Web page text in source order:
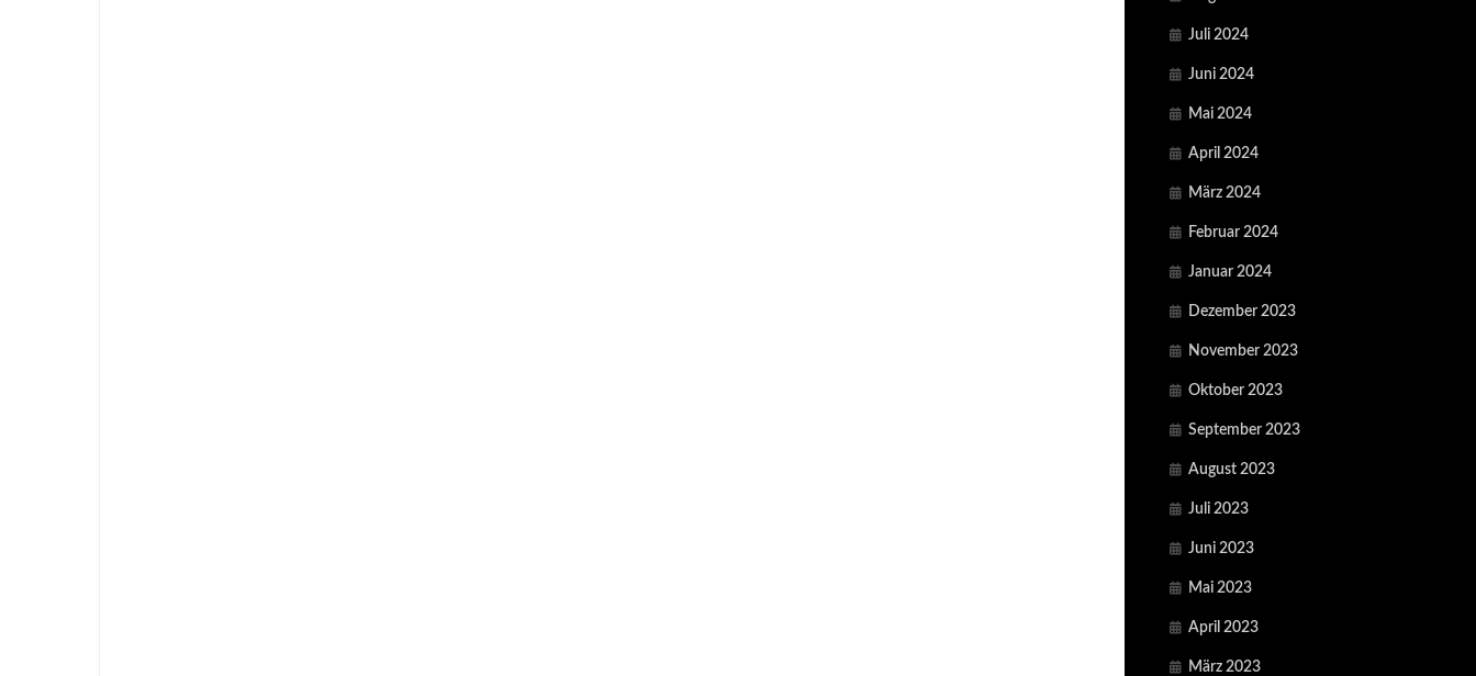
Juli 2024
Juni 2024
Mai 2024
April 2024
März 2024
Februar 2024
Januar 2024
Dezember 2023
November 2023
Oktober 2023
September 2023
August 2023
Juli 2023
Juni 2023
Mai 2023
April 2023
März 2023